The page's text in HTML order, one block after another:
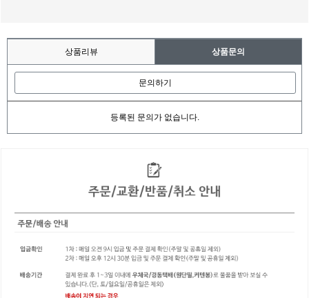
상품리뷰 상품문의
문의하기
등록된 문의가 없습니다.